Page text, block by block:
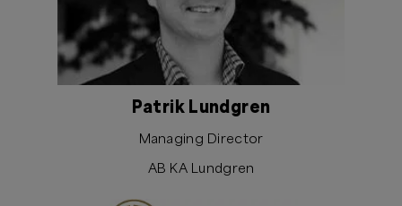
Patrik Lundgren
Managing Director
AB KA Lundgren